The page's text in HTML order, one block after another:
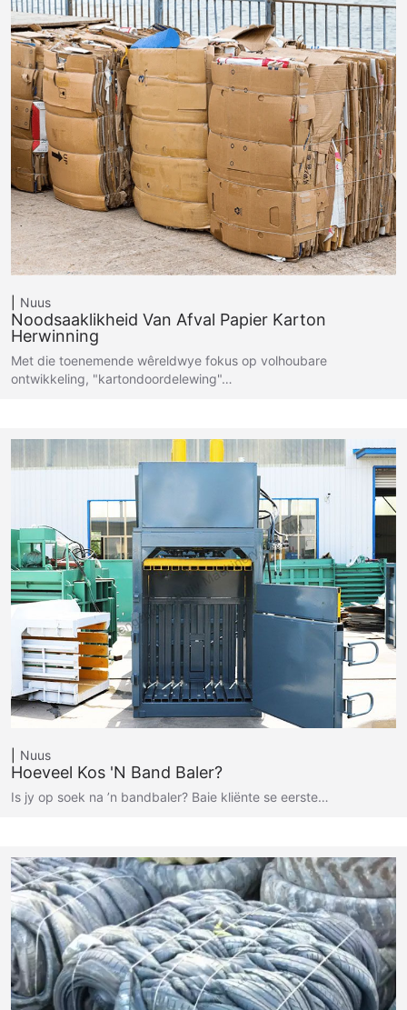
Nuus
Noodsaaklikheid Van Afval Papier Karton
Herwinning
Met die toenemende wêreldwye fokus op volhoubare
ontwikkeling, "kartondoordelewing"…
Nuus
Hoeveel Kos 'n Band Baler?
Is jy op soek na ’n bandbaler? Baie kliënte se eerste…